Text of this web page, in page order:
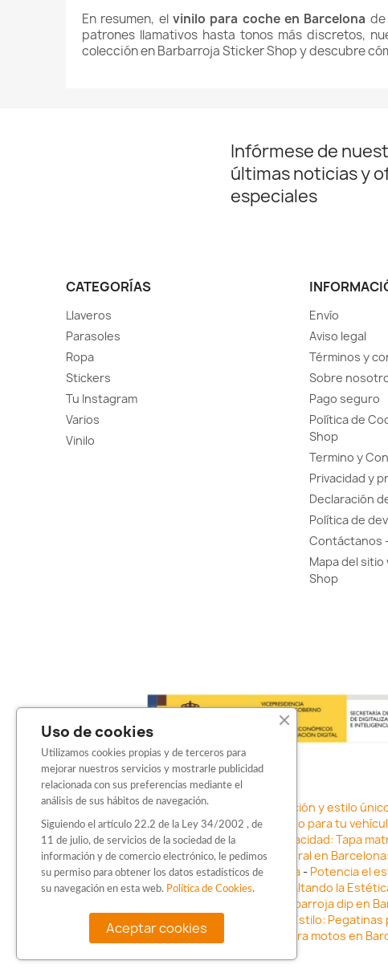
En resumen, elvinilo para coche en Barcelona
patrones llamativos hasta tonos más discretos,
colección en Barbarroja Sticker Shop y descubre
Infórmese de
últimas noticias y
especiales
CATEGORÍAS
Llaveros
Parasoles
Ropa
Stickers
Tu Instagram
Varios
Vinilo
Envío
Aviso legal
Términos y
Sobre
Pago seguro
Política de
Shop
Termino y
Privacidad y
Declaración
Política de
Contáctanos
Mapa del
Shop
Sticker para motos en Barcelona: Personalización y estilo
adhesivos-Vinilo para coche en Barcelona: Estilo para tu
con Barbarroja Sticker Shop-Protege tu privacidad: Tapa
negocio con vinilos fundidos rotulación integral en
vehículo con stickers para motos en Barcelona- Potencia el
Barcelona-Vinilo para faros en Barcelona: Resaltando la
Innovación en Personalización: Vinilo líquido barbarroja dip en
Vinilo para coche en Barcelona
Destaca con Estilo:
para motos en
Uso de cookies
Utilizamos cookies propias y de terceros para
mejorar nuestros servicios y mostrarle publicidad
relacionada con sus preferencias mediante el
análisis de sus hábitos de navegación.
Siguiendo el artículo 22.2 de la Ley 34/2002 , de
11 de julio, de servicios de la sociedad de la
información y de comercio electrónico, le pedimos
su permiso para obtener los datos estadísticos de
su navegación en esta web. Política de Cookies.
Aceptar cookies